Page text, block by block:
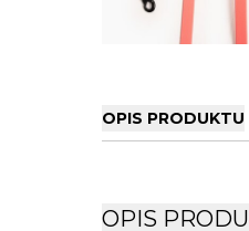
OPIS PRODUKTU
OPIS